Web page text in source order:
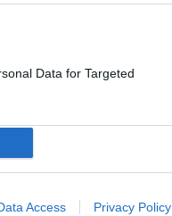
Data for Targeted
Access Privacy Policy